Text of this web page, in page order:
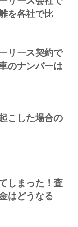
を各社で比
リース契約で
のナンバーは
こした場合の
しまった！査
はどうなる